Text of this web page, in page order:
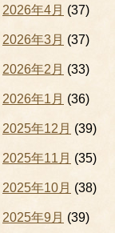
2026年4月 (37)
2026年3月 (37)
2026年2月 (33)
2026年1月 (36)
2025年12月 (39)
2025年11月 (35)
2025年10月 (38)
2025年9月 (39)